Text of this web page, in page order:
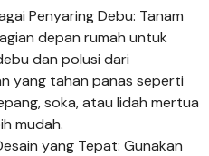
Penyaring Debu: Tanam
depan rumah untuk
dan polusi dari
yang tahan panas seperti
soka, atau lidah mertua
mudah.
yang Tepat: Gunakan